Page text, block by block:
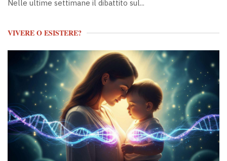
Nelle ultime settimane il dibattito sul...
VIVERE O ESISTERE?